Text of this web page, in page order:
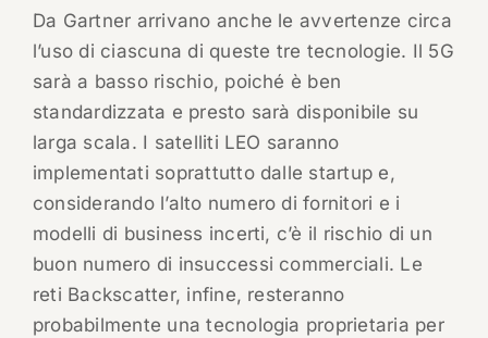
Da Gartner arrivano anche le avvertenze circa
l’uso di ciascuna di queste tre tecnologie. Il 5G
sarà a basso rischio, poiché è ben
standardizzata e presto sarà disponibile su
larga scala. I satelliti LEO saranno
implementati soprattutto dalle startup e,
considerando l’alto numero di fornitori e i
modelli di business incerti, c’è il rischio di un
buon numero di insuccessi commerciali. Le
reti Backscatter, infine, resteranno
probabilmente una tecnologia proprietaria per